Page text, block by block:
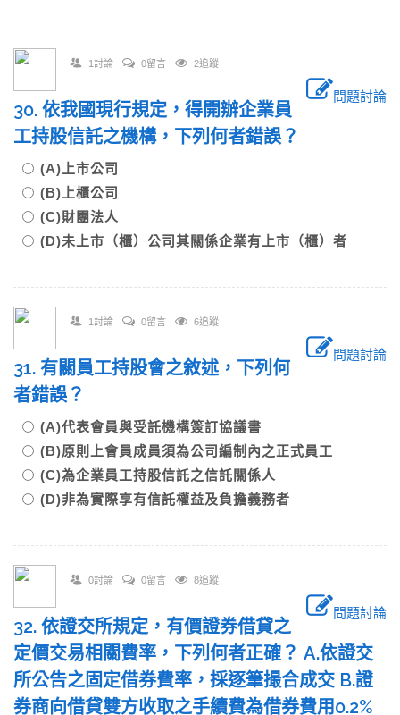
1討論 0留言 2追蹤
問題討論
30. 依我國現行規定，得開辦企業員
工持股信託之機構，下列何者錯誤？
(A)上市公司
(B)上櫃公司
(C)財團法人
(D)未上市（櫃）公司其關係企業有上市（櫃）者
1討論 0留言 6追蹤
問題討論
31. 有關員工持股會之敘述，下列何
者錯誤？
(A)代表會員與受託機構簽訂協議書
(B)原則上會員成員須為公司編制內之正式員工
(C)為企業員工持股信託之信託關係人
(D)非為實際享有信託權益及負擔義務者
0討論 0留言 8追蹤
問題討論
32. 依證交所規定，有價證券借貸之
定價交易相關費率，下列何者正確？ A.依證交
所公告之固定借券費率，採逐筆撮合成交 B.證
券商向借貸雙方收取之手續費為借券費用0.2%